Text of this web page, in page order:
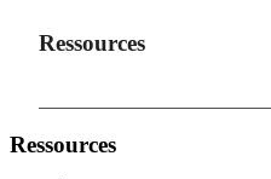
Ressources
Ressources